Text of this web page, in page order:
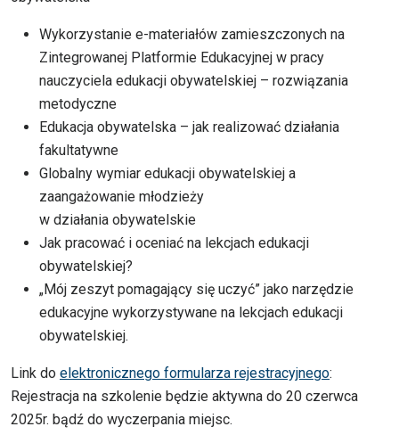
Wykorzystanie e-materiałów zamieszczonych na
Zintegrowanej Platformie Edukacyjnej w pracy
nauczyciela edukacji obywatelskiej – rozwiązania
metodyczne
Edukacja obywatelska – jak realizować działania
fakultatywne
Globalny wymiar edukacji obywatelskiej a
zaangażowanie młodzieży
w działania obywatelskie
Jak pracować i oceniać na lekcjach edukacji
obywatelskiej?
„Mój zeszyt pomagający się uczyć” jako narzędzie
edukacyjne wykorzystywane na lekcjach edukacji
obywatelskiej.
Link do elektronicznego formularza rejestracyjnego:
Rejestracja na szkolenie będzie aktywna do 20 czerwca
2025r. bądź do wyczerpania miejsc.